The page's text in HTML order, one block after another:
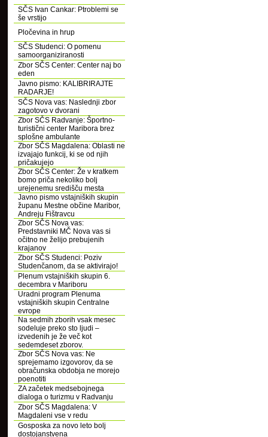
SČS Ivan Cankar: Ptroblemi se
še vrstijo
Pločevina in hrup
SČS Studenci: O pomenu
samoorganiziranosti
Zbor SČS Center: Center naj bo
eden
Javno pismo: KALIBRIRAJTE
RADARJE!
SČS Nova vas: Naslednji zbor
zagotovo v dvorani
Zbor SČS Radvanje: Športno-
turistični center Maribora brez
splošne ambulante
Zbor SČS Magdalena: Oblasti ne
izvajajo funkcij, ki se od njih
pričakujejo
Zbor SČS Center: Že v kratkem
bomo priča nekoliko bolj
urejenemu središču mesta
Javno pismo vstajniških skupin
županu Mestne občine Maribor,
Andreju Fištravcu
Zbor SČS Nova vas:
Predstavniki MČ Nova vas si
očitno ne želijo prebujenih
krajanov
Zbor SČS Studenci: Poziv
Studenčanom, da se aktivirajo!
Plenum vstajniških skupin 6.
decembra v Mariboru
Uradni program Plenuma
vstajniških skupin Centralne
evrope
Na sedmih zborih vsak mesec
sodeluje preko sto ljudi –
izvedenih je že več kot
sedemdeset zborov.
Zbor SČS Nova vas: Ne
sprejemamo izgovorov, da se
obračunska obdobja ne morejo
poenotiti
ZA začetek medsebojnega
dialoga o turizmu v Radvanju
Zbor SČS Magdalena: V
Magdaleni vse v redu
Gosposka za novo leto bolj
dostojanstvena